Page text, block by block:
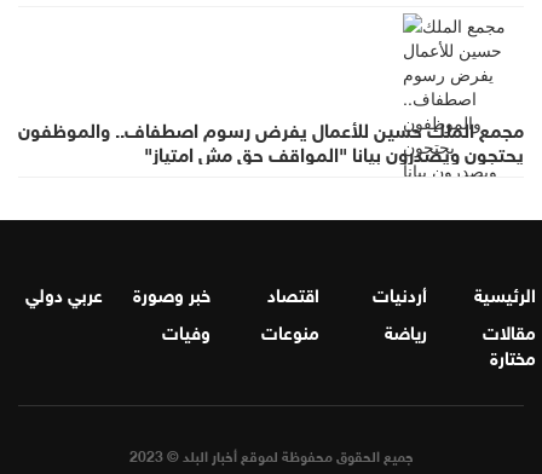
مجمع الملك حسين للأعمال يفرض رسوم اصطفاف.. والموظفون
يحتجون ويصدرون بيانا "المواقف حق مش امتياز"
الرئيسية أردنيات اقتصاد خبر وصورة
عربي دولي
مقالات
مختارة
رياضة منوعات وفيات
جميع الحقوق محفوظة لموقع أخبار البلد © 2023